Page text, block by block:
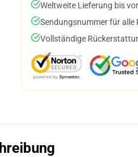
Weltweite Lieferung bis
Sendungsnummer für alle
Vollständige